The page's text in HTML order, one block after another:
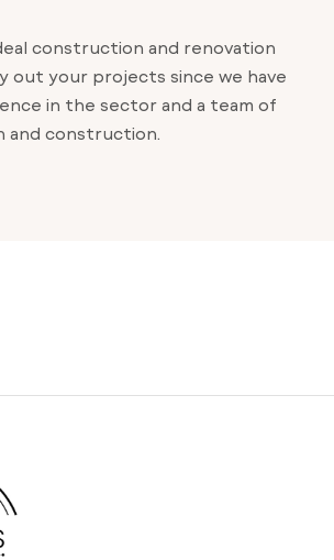
construction and renovation
out your projects since we have
in the sector and a team of
and construction.